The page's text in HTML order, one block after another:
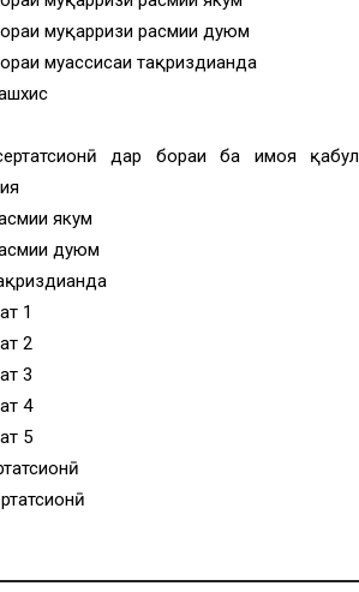
муқарризи расмии дуюм
муассисаи тақриздиҳанда
дар бораи ба ҳимоя қабул
якум
дуюм
1
2
3
4
5